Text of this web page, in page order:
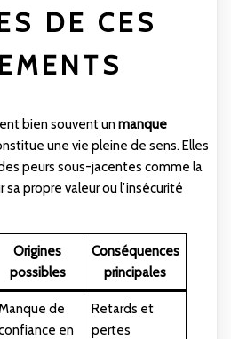
DE CES
bien souvent unmanque
une vie pleine de sens. Elles
peurs sous-jacentes comme la
sa propre valeur ou l’insécurité
Origines
possibles
Conséquences
principales
de
en
Retards et
pertes